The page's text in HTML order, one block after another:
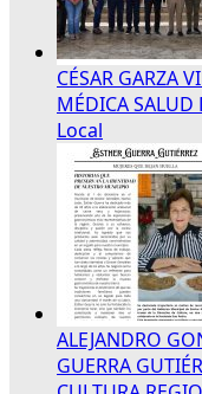
CÉSAR GARZA
MÉDICA SALUD
Local
ALEJANDRO
GUERRA